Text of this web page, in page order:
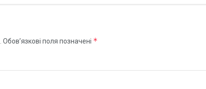
Обов’язкові поля позначені *